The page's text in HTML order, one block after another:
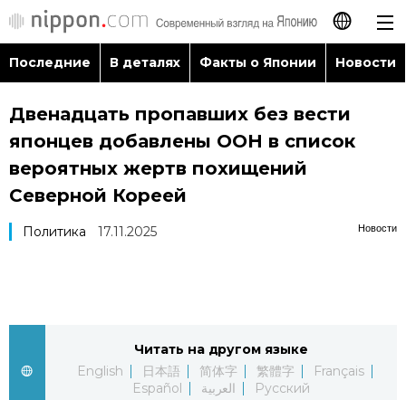
日本語
English
简体字
العربية
Последние
В деталях
Новости
Путеводитель по Японии
Последние В деталях Факты о Японии Новости
Двенадцать пропавших без вести
японцев добавлены ООН в список
вероятных жертв похищений
Северной Кореей
Новости
Политика 17.11.2025
Читать на другом языке
English
日本語 简体字 繁體字
Français
Español
العربية Русский